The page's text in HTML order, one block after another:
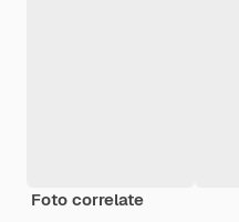
Foto correlate